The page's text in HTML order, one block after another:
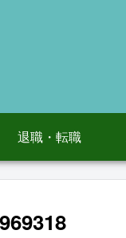
退職・転職